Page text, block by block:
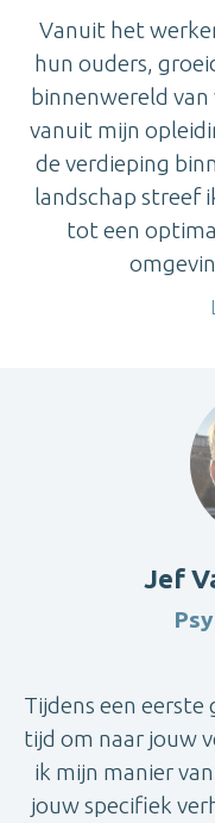
Vanuit het
hun ouders,
binnenwereld van
vanuit mijn
de verdieping
landschap streef
tot een
Jef
Tijdens een
tijd om naar jouw
ik mijn manier
jouw specifiek